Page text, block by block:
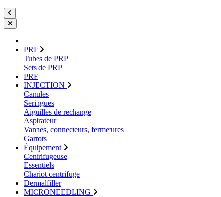
PRP
Tubes de PRP
Sets de PRP
PRF
INJECTION
Canules
Seringues
Aiguilles de rechange
Aspirateur
Vannes, connecteurs, fermetures
Garrots
Équipement
Centrifugeuse
Essentiels
Chariot centrifuge
Dermalfiller
MICRONEEDLING